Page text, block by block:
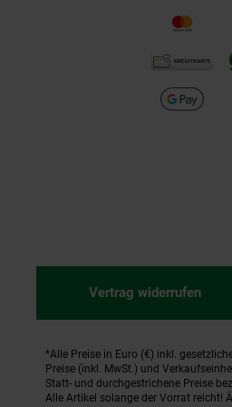
Vertrag widerrufen
Fußnoten
*Alle Preise in Euro (€) inkl.
Preise (inkl. MwSt.) und
Statt- und durchgestrichene Preise
Alle Artikel solange der Vorrat reicht!